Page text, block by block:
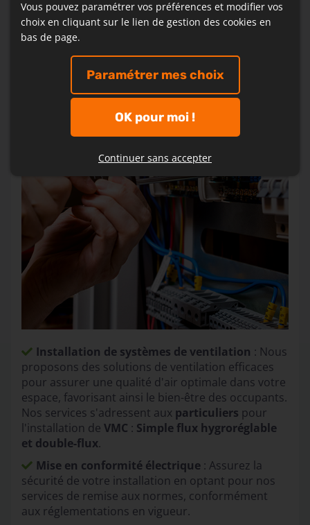
dysfonctionnement, notre équipe intervient
rapidement pour identifier et résoudre les
problèmes électriques.
Installation de systèmes de ventilation : Nous
proposons des solutions de ventilation efficaces
pour assurer une qualité d'air optimale dans votre
espace, favorisant ainsi le bien-être des occupants.
Nos services s'adressent aux particuliers pour
l'installation de VMC : Simple flux hygroréglable
et double-flux.
Mise en conformité électrique : Assurez la
sécurité de votre installation en optant pour nos
services de remise aux normes, conformément
aux réglementations en vigueur.
Vous pouvez paramétrer vos préférences et modifier vos
choix en cliquant sur le lien de gestion des cookies en
bas de page.
Paramétrer mes choix
OK pour moi !
Continuer sans accepter